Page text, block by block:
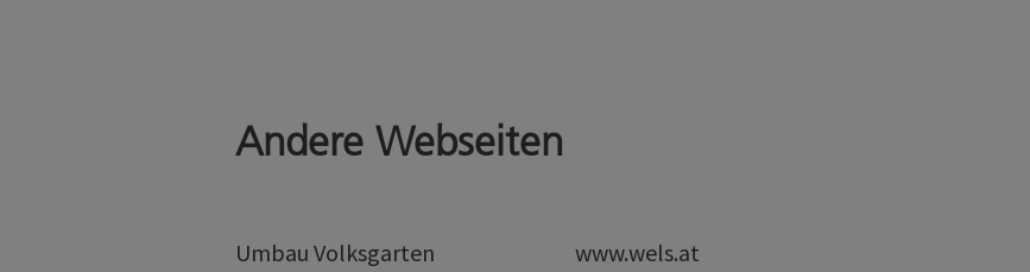
Andere Webseiten
Umbau Volksgarten www.wels.at